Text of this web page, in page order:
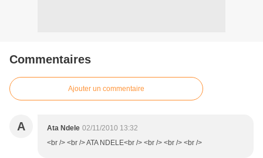
Commentaires
Ajouter un commentaire
A Ata Ndele 02/11/2010 13:32
<br /> <br /> ATA NDELE<br /> <br /> <br /> <br />